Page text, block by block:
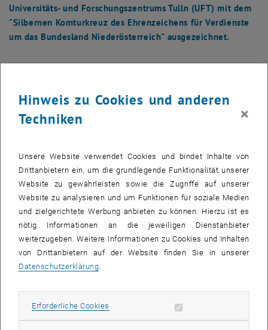
Universitäts- und Forschungszentrums Tulln (UFT) mit dem
"Silbernen Komturkreuz des Ehrenzeichens für Verdienste
um das Bundesland Niederösterreich" ausgezeichnet.
Bild
Das Land Niederösterreich vergibt hohe Auszeichnungen
Das Land Niederösterreich vergibt hohe Auszeichnungen
Im Rahmen der Eröffnung des Universitäts- und Forschungszentrum
Hinweis zu Cookies und anderen
Techniken
×
Unsere Website verwendet Cookies und bindet Inhalte von
Drittanbietern ein, um die grundlegende Funktionalität unserer
Website zu gewährleisten sowie die Zugriffe auf unserer
Website zu analysieren und um Funktionen für soziale Medien
und zielgerichtete Werbung anbieten zu können. Hierzu ist es
nötig Informationen an die jeweiligen Dienstanbieter
weiterzugeben. Weitere Informationen zu Cookies und Inhalten
von Drittanbietern auf der Website finden Sie in unserer
Datenschutzerklärung
Erforderliche Cookies Erforderliche Cookies zulassen